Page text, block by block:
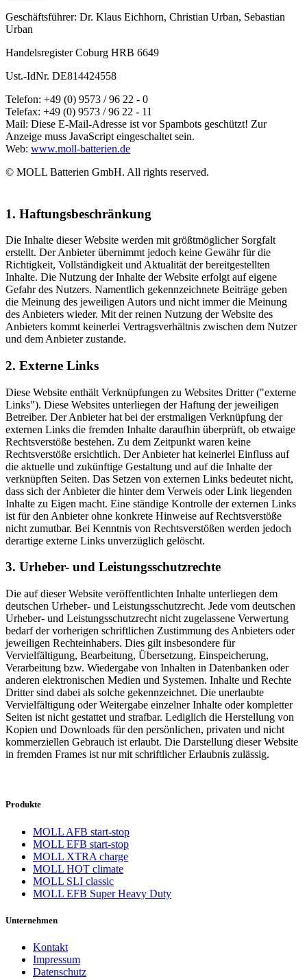
Geschäftsführer: Dr. Klaus Eichhorn, Christian Urban, Sebastian
Urban
Handelsregister Coburg HRB 6649
Ust.-IdNr. DE814424558
Telefon: +49 (0) 9573 / 96 22 - 0
Telefax: +49 (0) 9573 / 96 22 - 11
Mail: Diese E-Mail-Adresse ist vor Spambots geschützt! Zur
Anzeige muss JavaScript eingeschaltet sein.
Web: www.moll-batterien.de
© MOLL Batterien GmbH. All rights reserved.
1. Haftungsbeschränkung
Die Inhalte dieser Website werden mit größtmöglicher Sorgfalt
erstellt. Der Anbieter übernimmt jedoch keine Gewähr für die
Richtigkeit, Vollständigkeit und Aktualität der bereitgestellten
Inhalte. Die Nutzung der Inhalte der Website erfolgt auf eigene
Gefahr des Nutzers. Namentlich gekennzeichnete Beiträge geben
die Meinung des jeweiligen Autors und nicht immer die Meinung
des Anbieters wieder. Mit der reinen Nutzung der Website des
Anbieters kommt keinerlei Vertragsverhältnis zwischen dem Nutzer
und dem Anbieter zustande.
2. Externe Links
Diese Website enthält Verknüpfungen zu Websites Dritter ("externe
Links"). Diese Websites unterliegen der Haftung der jeweiligen
Betreiber. Der Anbieter hat bei der erstmaligen Verknüpfung der
externen Links die fremden Inhalte daraufhin überprüft, ob etwaige
Rechtsverstöße bestehen. Zu dem Zeitpunkt waren keine
Rechtsverstöße ersichtlich. Der Anbieter hat keinerlei Einfluss auf
die aktuelle und zukünftige Gestaltung und auf die Inhalte der
verknüpften Seiten. Das Setzen von externen Links bedeutet nicht,
dass sich der Anbieter die hinter dem Verweis oder Link liegenden
Inhalte zu Eigen macht. Eine ständige Kontrolle der externen Links
ist für den Anbieter ohne konkrete Hinweise auf Rechtsverstöße
nicht zumutbar. Bei Kenntnis von Rechtsverstößen werden jedoch
derartige externe Links unverzüglich gelöscht.
3. Urheber- und Leistungsschutzrechte
Die auf dieser Website veröffentlichten Inhalte unterliegen dem
deutschen Urheber- und Leistungsschutzrecht. Jede vom deutschen
Urheber- und Leistungsschutzrecht nicht zugelassene Verwertung
bedarf der vorherigen schriftlichen Zustimmung des Anbieters oder
jeweiligen Rechteinhabers. Dies gilt insbesondere für
Vervielfältigung, Bearbeitung, Übersetzung, Einspeicherung,
Verarbeitung bzw. Wiedergabe von Inhalten in Datenbanken oder
anderen elektronischen Medien und Systemen. Inhalte und Rechte
Dritter sind dabei als solche gekennzeichnet. Die unerlaubte
Vervielfältigung oder Weitergabe einzelner Inhalte oder kompletter
Seiten ist nicht gestattet und strafbar. Lediglich die Herstellung von
Kopien und Downloads für den persönlichen, privaten und nicht
kommerziellen Gebrauch ist erlaubt. Die Darstellung dieser Website
in fremden Frames ist nur mit schriftlicher Erlaubnis zulässig.
Produkte
MOLL AFB start-stop
MOLL EFB start-stop
MOLL XTRA charge
MOLL HOT climate
MOLL SLI classic
MOLL EFB Super Heavy Duty
Unternehmen
Kontakt
Impressum
Datenschutz